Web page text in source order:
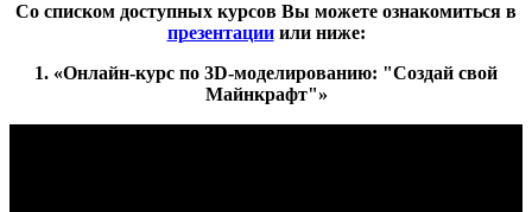
Со списком доступных курсов Вы можете ознакомиться в
презентацииили ниже:
1. «Онлайн-курс по 3D-моделированию: "Создай свой
Майнкрафт"»